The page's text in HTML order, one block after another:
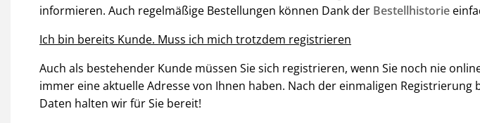
informieren. Auch regelmäßige Bestellungen können Dank der Bestellhistorie
Ich bin bereits Kunde. Muss ich mich trotzdem registrieren
Auch als bestehender Kunde müssen Sie sich registrieren, wenn Sie noch nie
immer eine aktuelle Adresse von Ihnen haben. Nach der einmaligen
Daten halten wir für Sie bereit!